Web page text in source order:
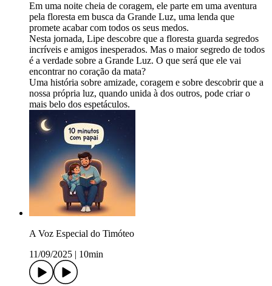
Em uma noite cheia de coragem, ele parte em uma aventura
pela floresta em busca da Grande Luz, uma lenda que
promete acabar com todos os seus medos.
Nesta jornada, Lipe descobre que a floresta guarda segredos
incríveis e amigos inesperados. Mas o maior segredo de todos
é a verdade sobre a Grande Luz. O que será que ele vai
encontrar no coração da mata?
Uma história sobre amizade, coragem e sobre descobrir que a
nossa própria luz, quando unida à dos outros, pode criar o
mais belo dos espetáculos.
A Voz Especial do Timóteo
11/09/2025
10min